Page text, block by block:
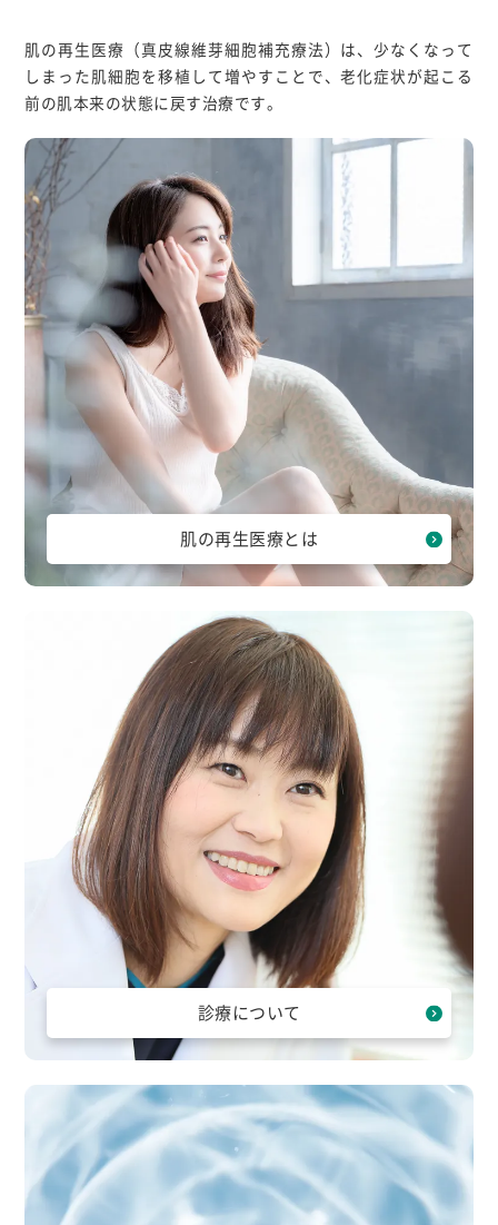
肌の再生医療（真皮線維芽細胞補充療法）は、少なくなって
しまった肌細胞を移植して増やすことで、老化症状が起こる
前の肌本来の状態に戻す治療です。
肌の再生医療とは
診療について